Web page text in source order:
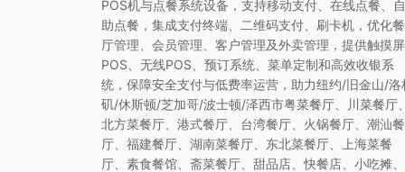
POS机与点餐系统设备，支持移动支付、在线点餐、自
助点餐，集成支付终端、二维码支付、刷卡机，优化餐
厅管理、会员管理、客户管理及外卖管理，提供触摸屏
POS、无线POS、预订系统、菜单定制和高效收银系
统，保障安全支付与低费率运营，助力纽约/旧金山/洛
矶/休斯顿/芝加哥/波士顿/泽西市粤菜餐厅、川菜餐厅、
北方菜餐厅、港式餐厅、台湾餐厅、火锅餐厅、潮汕餐
厅、福建餐厅、湖南菜餐厅、东北菜餐厅、上海菜餐
厅、素食餐馆、斋菜餐厅、甜品店、快餐店、小吃摊、